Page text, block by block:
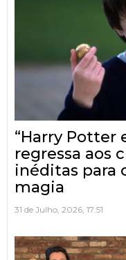
“Harry Potter
regressa aos
inéditas para
magia
31 de Julho, 2026, 17:51